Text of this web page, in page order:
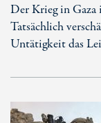
Der Krieg in Gaza
Tatsächlich
Untätigkeit das